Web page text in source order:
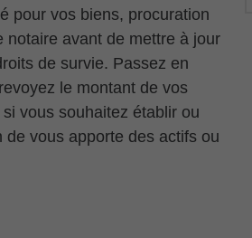
pour vos biens, procuration
notaire avant de mettre à jour
de survie. Passez en
le montant de vos
vous souhaitez établir ou
de vous apporte des actifs ou